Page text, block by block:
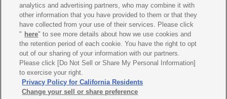
イベント&エンターテイメント
オンラインショップ
企業情報
ご利用規約 推薦環境 プライバシーポリシー Cookie ポリシー
analytics and advertising partners, who may combine it with
other information that you have provided to them or that they
have collected from your use of their services. Please click
" here" to see more details about how we use cookies and
the retention period of each cookie. You have the right to opt
out of our sharing of your information with our partners.
Please click [Do Not Sell or Share My Personal Information]
to exercise your right.
Privacy Policy for California Residents
Change your sell or share preference